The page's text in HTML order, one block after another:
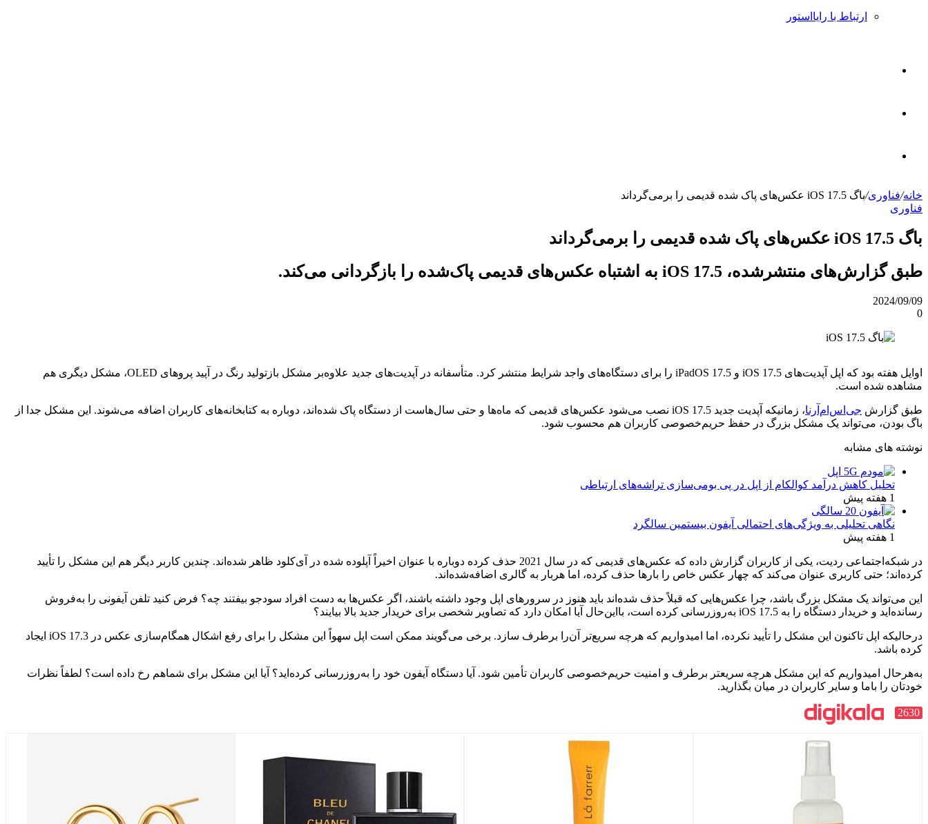
ارتباط با رایااستور
برای خانه/فناوری/باگ iOS 17.5 عکس‌های پاک شده قدیمی را برمی‌گرداند
فناوری
باگ iOS 17.5 عکس‌های پاک شده قدیمی را برمی‌گرداند
طبق گزارش‌های منتشرشده، iOS 17.5 به اشتباه عکس‌های قدیمی پاک‌شده را بازگردانی می‌کند.
2024/09/09
0
اوایل هفته بود که اپل آپدیت‌های iOS 17.5 و iPadOS 17.5 را برای دستگاه‌های واجد شرایط منتشر کرد. متأسفانه در آپدیت‌های جدید علاوه‌بر مشکل بازتولید رنگ در آپید پروهای OLED، مشکل دیگری هم
مشاهده شده است.
طبق گزارش جی‌اس‌ام‌آرنا
، زمانیکه آپدیت جدید iOS 17.5 نصب می‌شود عکس‌های قدیمی که ماه‌ها و حتی سال‌هاست از دستگاه پاک شده‌اند، دوباره به کتابخانه‌های کاربران اضافه می‌شوند. این مشکل جدا از
باگ بودن، می‌تواند یک مشکل بزرگ در حفظ حریم‌خصوصی کاربران هم محسوب شود.
نوشته های مشابه
تحلیل کاهش درآمد کوالکام از اپل در پی بومی‌سازی تراشه‌های ارتباطی
1 هفته پیش
نگاهی تحلیلی به ویژگی‌های احتمالی آیفون بیستمین سالگرد
1 هفته پیش
در شبکه‌اجتماعی ردیت، یکی از کاربران گزارش داده که عکس‌های قدیمی که در سال 2021 حذف کرده دوباره با عنوان اخیراً آپلوده شده در آی‌کلود ظاهر شده‌اند. چندین کاربر دیگر هم این مشکل را تأیید
کرده‌اند؛ حتی کاربری عنوان می‌کند که چهار عکس خاص را بارها حذف کرده، اما هربار به گالری اضافه‌شده‌اند.
این می‌تواند یک مشکل بزرگ باشد، چرا عکس‌هایی که قبلاً حذف شده‌اند باید هنوز در سرورهای اپل وجود داشته باشند، اگر عکس‌ها به دست افراد سودجو بیفتند چه؟ فرض کنید تلفن آیفونی را به‌فروش
رسانده‌اید و خریدار دستگاه را به iOS 17.5 به‌روزرسانی کرده است، بااین‌حال آیا امکان دارد که تصاویر شخصی برای خریدار جدید بالا بیایند؟
درحالیکه اپل تاکنون این مشکل را تأیید نکرده، اما امیدواریم که هرچه سریع‌تر آن‌را برطرف سازد. برخی می‌گویند ممکن است اپل سهواً این مشکل را برای رفع اشکال همگام‌سازی عکس در iOS 17.3 ایجاد
کرده باشد.
به‌هرحال امیدواریم که این مشکل هرچه سریعتر برطرف و امنیت حریم‌خصوصی کاربران تأمین شود. آیا دستگاه آیفون خود را به‌روزرسانی کرده‌اید؟ آیا این مشکل برای شماهم رخ داده است؟ لطفاً نظرات
خودتان را باما و سایر کاربران در میان بگذارید.
2630